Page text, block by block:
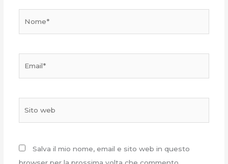
Salva il mio nome, email e sito web in questo
browser per la prossima volta che commento.